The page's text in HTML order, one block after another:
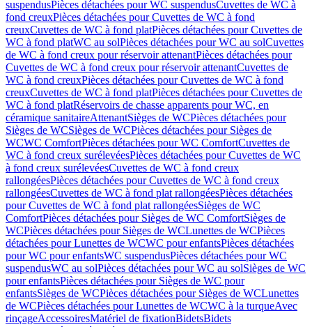
suspendusPièces détachées pour WC suspendusCuvettes de WC à
fond creuxPièces détachées pour Cuvettes de WC à fond
creuxCuvettes de WC à fond platPièces détachées pour Cuvettes de
WC à fond platWC au solPièces détachées pour WC au solCuvettes
de WC à fond creux pour réservoir attenantPièces détachées pour
Cuvettes de WC à fond creux pour réservoir attenantCuvettes de
WC à fond creuxPièces détachées pour Cuvettes de WC à fond
creuxCuvettes de WC à fond platPièces détachées pour Cuvettes de
WC à fond platRéservoirs de chasse apparents pour WC, en
céramique sanitaireAttenantSièges de WCPièces détachées pour
Sièges de WCSièges de WCPièces détachées pour Sièges de
WCWC ComfortPièces détachées pour WC ComfortCuvettes de
WC à fond creux surélevéesPièces détachées pour Cuvettes de WC
à fond creux surélevéesCuvettes de WC à fond creux
rallongéesPièces détachées pour Cuvettes de WC à fond creux
rallongéesCuvettes de WC à fond plat rallongéesPièces détachées
pour Cuvettes de WC à fond plat rallongéesSièges de WC
ComfortPièces détachées pour Sièges de WC ComfortSièges de
WCPièces détachées pour Sièges de WCLunettes de WCPièces
détachées pour Lunettes de WCWC pour enfantsPièces détachées
pour WC pour enfantsWC suspendusPièces détachées pour WC
suspendusWC au solPièces détachées pour WC au solSièges de WC
pour enfantsPièces détachées pour Sièges de WC pour
enfantsSièges de WCPièces détachées pour Sièges de WCLunettes
de WCPièces détachées pour Lunettes de WCWC à la turqueAvec
rinçageAccessoiresMatériel de fixationBidetsBidets